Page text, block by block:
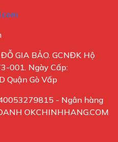
GIA BẢO. GCNĐK Hộ
001. Ngày Cấp:
Quận Gò Vấp
- Ngân hàng
OKCHINHHANG.COM